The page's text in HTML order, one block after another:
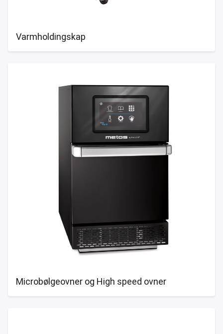
Varmholdingskap
Microbølgeovner og High speed ovner